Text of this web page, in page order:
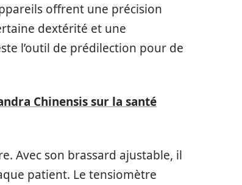
offrent une précision
dextérité et une
l’outil de prédilection pour de
Chinensis sur la santé
Avec son brassard ajustable, il
patient. Le tensiomètre